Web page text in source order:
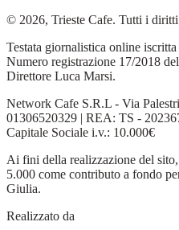
© 2026, Trieste Cafe. Tutti i
Testata giornalistica online
Numero registrazione 17/2018
Direttore Luca Marsi.
Network Cafe S.R.L - Via
01306520329 | REA: TS -
Capitale Sociale i.v.: 10.000€
Ai fini della realizzazione del
5.000 come contributo a fondo
Giulia.
Realizzato da